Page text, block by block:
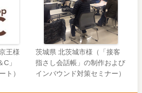
王様
」
ト）
茨城県 北茨城市様（「接客
指さし会話帳」の制作および
インバウンド対策セミナー）